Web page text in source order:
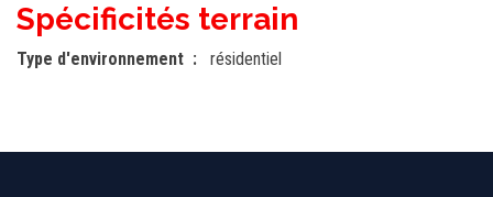
Spécificités terrain
Type d'environnement résidentiel